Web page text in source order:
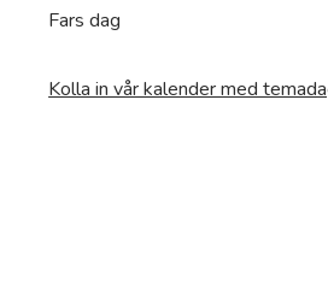
Fars dag
Kolla in vår kalender med